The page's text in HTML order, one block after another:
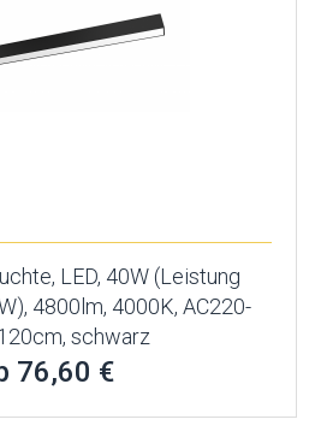
LED, 40W (Leistung
4800lm, 4000K, AC220-
schwarz
76,60 €